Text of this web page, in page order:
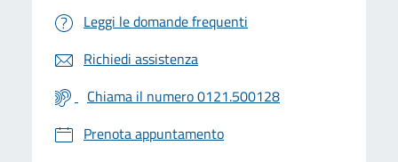
Leggi le domande frequenti
Richiedi assistenza
Chiama il numero 0121.500128
Prenota appuntamento